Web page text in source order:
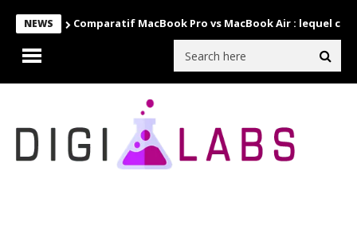
NEWS Comparatif MacBook Pro vs MacBook Air : lequel